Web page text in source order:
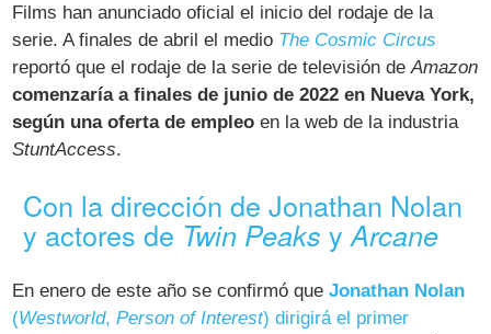
Films han anunciado oficial el inicio del rodaje de la
serie. A finales de abril el medio The Cosmic Circus
reportó que el rodaje de la serie de televisión deAmazon
comenzaría a finales de junio de 2022 en Nueva York,
según una oferta de empleo en la web de la industria
StuntAccess.
Con la dirección de Jonathan Nolan
y actores de Twin Peaks yArcane
En enero de este año se confirmó queJonathan Nolan
(Westworld,Person of Interest) dirigirá el primer